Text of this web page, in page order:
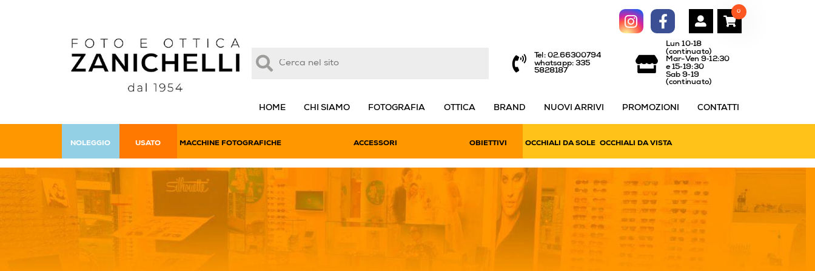
Tel: 02.66300794
whatsapp: 335
5828187
Lun 10‑18
(continuato)
Mar-Ven 9‑12:30
e 15‑19:30
Sab 9‑19
(continuato)
HOME CHI SIAMO FOTOGRAFIA OTTICA BRAND NUOVI ARRIVI PROMOZIONI CONTATTI
0
NOLEGGIO USATO MACCHINE FOTOGRAFICHE ACCESSORI OBIETTIVI OCCHIALI DA SOLE OCCHIALI DA VISTA